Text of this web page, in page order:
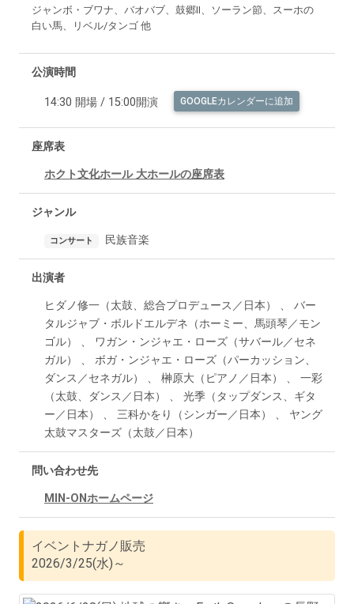
ジャンボ・ブワナ、バオバブ、鼓郷II、ソーラン節、スーホの
白い馬、リベル/タンゴ 他
公演時間
14:30 開場 / 15:00開演 GOOGLEカレンダーに追加
座席表
ホクト文化ホール 大ホールの座席表
ジャンル
コンサート 民族音楽
出演者
ヒダノ修一（太鼓、総合プロデュース／日本） 、 バー
タルジャブ・ボルドエルデネ（ホーミー、馬頭琴／モン
ゴル） 、 ワガン・ンジャエ・ローズ（サバール／セネ
ガル） 、 ボガ・ンジャエ・ローズ（パーカッション、
ダンス／セネガル） 、 榊原大（ピアノ／日本） 、 一彩
（太鼓、ダンス／日本） 、 光季（タップダンス、ギタ
ー／日本） 、 三科かをり（シンガー／日本） 、 ヤング
太鼓マスターズ（太鼓／日本）
問い合わせ先
MIN-ONホームページ
イベントナガノ販売
2026/3/25(水)～